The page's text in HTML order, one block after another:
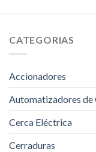
CATEGORIAS
Accionadores
Automatizadores de
Cerca Eléctrica
Cerraduras